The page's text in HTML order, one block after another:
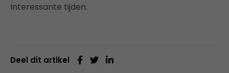
Interessante tijden.
Deel dit artikel